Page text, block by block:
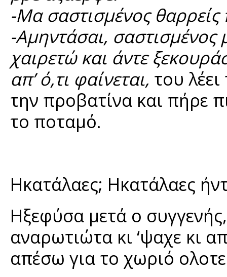
-Μα σαστισμένος θαρρείς
-Αμηντάσαι, σαστισμένος
χαιρετώ και άντε
απ’ ό,τι φαίνεται, του λέει
την προβατίνα και πήρε
το ποταμό.
Ηκατάλαες; Ηκατάλαες
Ηξεφύσα μετά ο
αναρωτιώτα κι ‘ψαχε κι
απέσω για το χωριό